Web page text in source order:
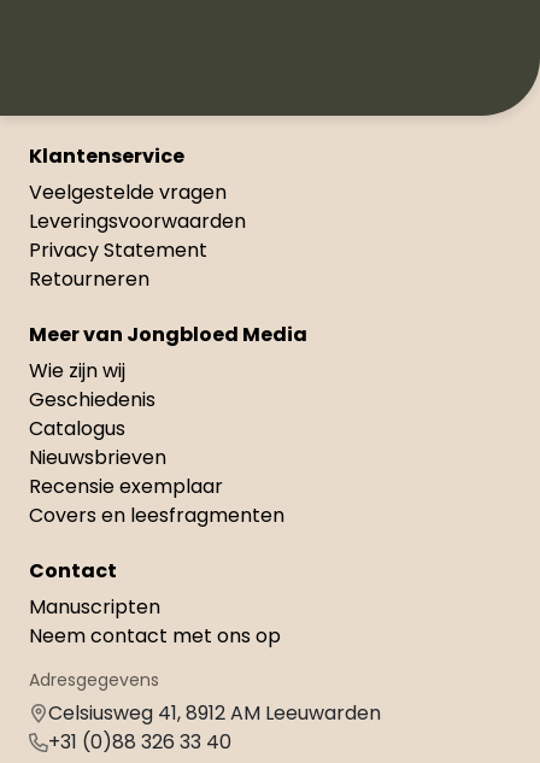
Klantenservice
Veelgestelde vragen
Leveringsvoorwaarden
Privacy Statement
Retourneren
Meer van Jongbloed Media
Wie zijn wij
Geschiedenis
Catalogus
Nieuwsbrieven
Recensie exemplaar
Covers en leesfragmenten
Contact
Manuscripten
Neem contact met ons op
Adresgegevens
Celsiusweg 41, 8912 AM Leeuwarden
+31 (0)88 326 33 40